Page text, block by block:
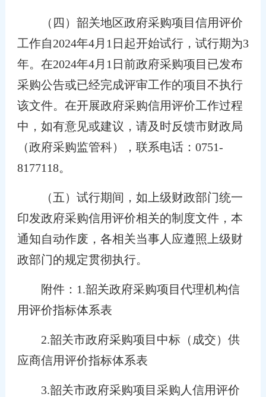
（四）韶关地区政府采购项目信用评价
工作自2024年4月1日起开始试行，试行期为3
年。在2024年4月1日前政府采购项目已发布
采购公告或已经完成评审工作的项目不执行
该文件。在开展政府采购信用评价工作过程
中，如有意见或建议，请及时反馈市财政局
（政府采购监管科），联系电话：0751-
8177118。
（五）试行期间，如上级财政部门统一
印发政府采购信用评价相关的制度文件，本
通知自动作废，各相关当事人应遵照上级财
政部门的规定贯彻执行。
附件：1.韶关政府采购项目代理机构信
用评价指标体系表
2.韶关市政府采购项目中标（成交）供
应商信用评价指标体系表
3.韶关市政府采购项目采购人信用评价